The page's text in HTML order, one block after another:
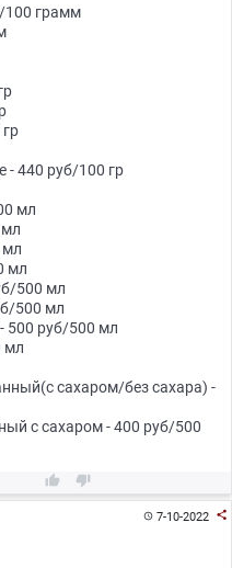
100 грамм
440 руб/100 гр
мл
мл
мл
500 мл
500 мл
500 руб/500 мл
мл
сахаром/без сахара) -
с сахаром - 400 руб/500
 
7-10-2022 